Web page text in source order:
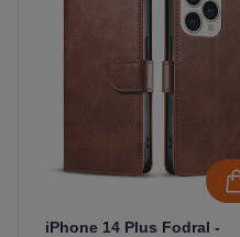
iPhone 14 Plus Fodral -